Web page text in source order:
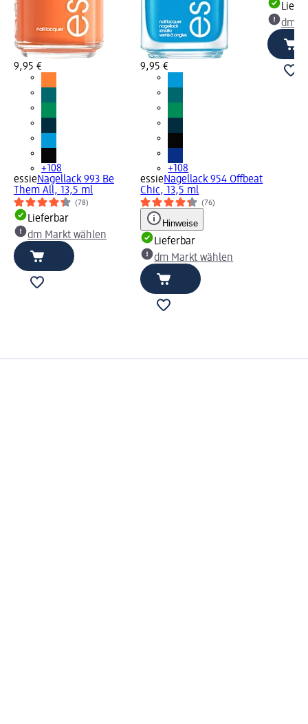
9,95 €
+108
essieNagellack 993 Be
Them All, 13,5 ml
(78)
Lieferbar
dm Markt wählen
9,95 €
+108
essieNagellack 954 Offbeat
Chic, 13,5 ml
(76)
Hinweise
Lieferbar
dm Markt wählen
dm